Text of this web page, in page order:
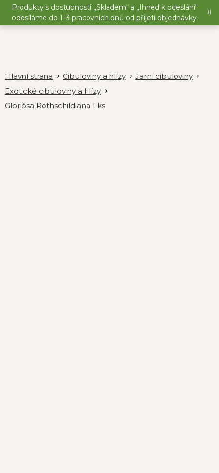
Přejít
obsah
Produkty s dostupností „Skladem“ a „Ihned k odeslání“
odesíláme do 1–3 pracovních dnů od přijetí objednávky.
Cibuloviny a hlízy
Jarní cibuloviny
Exotické cibuloviny a hlízy
Gloriósa Rothschildiana 1 ks